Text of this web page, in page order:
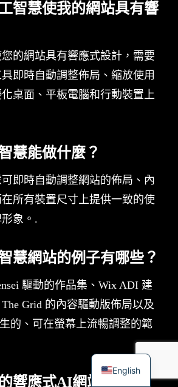
智慧使我的網站具有響
的網站具有響應式設計，需要
即時自動調整佈局、縮放使用
桌面、平板電腦和行動裝置上
慧能做什麼？
即時自動調整網站的佈局、內
所有裝置尺寸上提供一致的使
象。.
慧網站的例子有哪些？
驅動的作品集、Wix ADI 建
Grid 的內容驅動版佈局以及
的、可在螢幕上流暢調整的範
響應式AI網站建置工
English